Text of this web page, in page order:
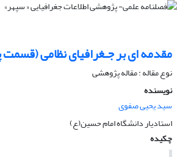
مقدمه‏ اى بر جـغرافیاى نظامى
نوع مقاله : مقاله پژوهشی
نویسنده
سید یحیی صفوی
استادیار دانشگاه امام حسین(ع)
چکیده